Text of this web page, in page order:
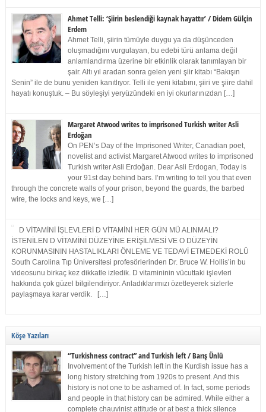
Ahmet Telli: ‘Şiirin beslendiği kaynak hayattır’ / Didem Gülçin
Erdem
Ahmet Telli, şiirin tümüyle duygu ya da düşünceden
oluşmadığını vurgulayan, bu edebi türü anlama değil
anlamlandırma üzerine bir etkinlik olarak tanımlayan bir
şair. Altı yıl aradan sonra gelen yeni şiir kitabı “Bakışın
Senin” ile de bunu yeniden kanıtlıyor. Telli ile yeni kitabını, şiiri ve şiire dahil
hayatı konuştuk. – Bu söyleşiyi yeryüzündeki en iyi okurlarınızdan […]
Margaret Atwood writes to imprisoned Turkish writer Asli
Erdoğan
On PEN’s Day of the Imprisoned Writer, Canadian poet,
novelist and activist Margaret Atwood writes to imprisoned
Turkish writer Asli Erdoğan. Dear Asli Erdogan, Today is
your 91st day behind bars. I’m writing to tell you that even
through the concrete walls of your prison, beyond the guards, the barbed
wire, the locks and keys, we […]
D VİTAMİNİ İŞLEVLERİ D VİTAMİNİ HER GÜN MÜ ALINMALI?
İSTENİLEN D VİTAMİNİ DÜZEYİNE ERİŞİLMESİ VE O DÜZEYİN
KORUNMASININ HASTALIKLARI ÖNLEME VE TEDAVİ ETMEDEKİ ROLÜ
South Carolina Tıp Üniversitesi profesörlerinden Dr. Bruce W. Hollis’in bu
videosunu birkaç kez dikkatle izledik. D vitamininin vücuttaki işlevleri
hakkında çok güzel bilgilendiriyor. Anladıklarımızı özetleyerek sizlerle
paylaşmaya karar verdik. […]
Köşe Yazıları
“Turkishness contract” and Turkish left / Barış Ünlü
Involvement of the Turkish left in the Kurdish issue has a
long history stretching from 1920s to present. And this
history is not one to be ashamed of. In fact, some periods
and people in that history can be admired. While either a
complete chauvinist attitude or at best a thick silence